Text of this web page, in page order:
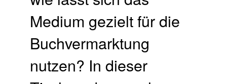
Medium gezielt für die
Buchvermarktung
nutzen? In dieser